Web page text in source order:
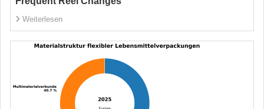
Weiterlesen